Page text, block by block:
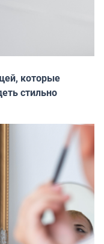
которые
стильно